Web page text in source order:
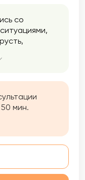
со
мин.